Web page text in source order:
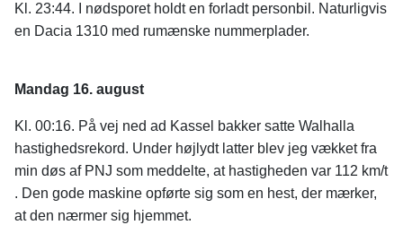
Kl. 23:44. I nødsporet holdt en forladt personbil. Naturligvis
en Dacia 1310 med rumænske nummerplader.
Mandag 16. august
Kl. 00:16. På vej ned ad Kassel bakker satte Walhalla
hastighedsrekord. Under højlydt latter blev jeg vækket fra
min døs af PNJ som meddelte, at hastigheden var 112 km/t
. Den gode maskine opførte sig som en hest, der mærker,
at den nærmer sig hjemmet.